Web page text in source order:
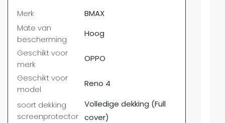
Merk
BMAX
Mate van
bescherming
Hoog
Geschikt voor
merk
OPPO
Geschikt voor
model
Reno 4
soort dekking
screenprotector
Volledige dekking (Full
cover)